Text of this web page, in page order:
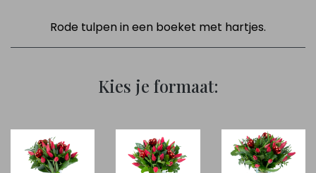
Rode tulpen in een boeket met hartjes.
Kies je formaat: